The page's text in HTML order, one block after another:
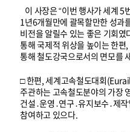
이 사장은 “이번 행사가 세계
1년6개월만에 괄목할만한 성과
비전을 알릴수 있는 좋은 기회였
통해 국제적 위상을 높이는 한
통해 철도강국으로서의 면모를
□ 한편, 세계고속철도대회
주관하는 고속철도분야의 가장
건설․운영․연구․유지보수․제
참여하고 있으다.